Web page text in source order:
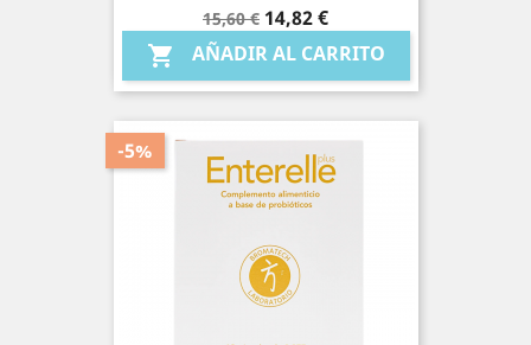
Precio
base
15,60 € Precio
14,82 €
 AÑADIR AL CARRITO
-5%